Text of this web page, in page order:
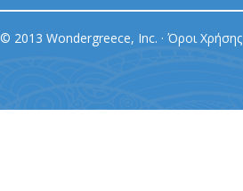
© 2013 Wondergreece, Inc. · Όροι Χρήσης